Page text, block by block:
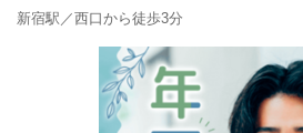
新宿駅／西口から徒歩3分